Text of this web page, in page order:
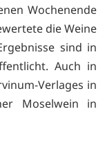
Wochenende
die Weine
sind in
Auch in
Verlages in
Moselwein in